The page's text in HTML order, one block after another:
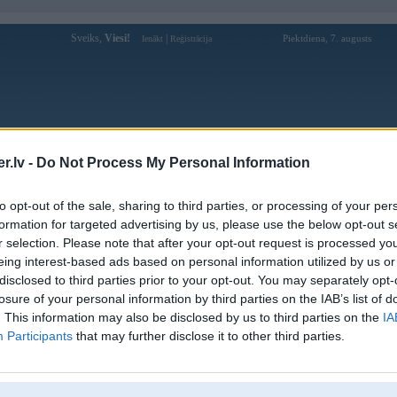
- Do Not Process My Personal Information
opt-out of the sale, sharing to third parties, or processing of your
for targeted advertising by us, please use the below opt-out
selection. Please note that after your opt-out request is processed
interest-based ads based on personal information utilized by us
to third parties prior to your opt-out. You may separately
of your personal information by third parties on the IAB’s list of
This information may also be disclosed by us to third parties on the
Participants that may further disclose it to other third parties.
Sveiks, Viesi! Ienākt Reģistrācija Piektdiena, 7. augusts
Forums Galerijas Reģistrācija Lietotāji
Lietotāja Keobongda88org1vn profils
Lietotājvārds:
Keobongda88org1vn
Ziņojumi forumā:
0
Pēdējie ziņojumi forumā